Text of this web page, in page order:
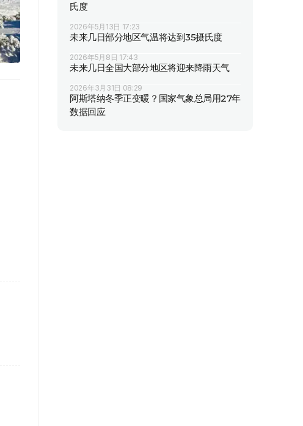
氏度
2026年5月13日 17:23
未来几日部分地区气温将达到35摄氏度
2026年5月8日 17:43
未来几日全国大部分地区将迎来降雨天气
2026年3月31日 08:29
阿斯塔纳冬季正变暖？国家气象总局用27年
数据回应